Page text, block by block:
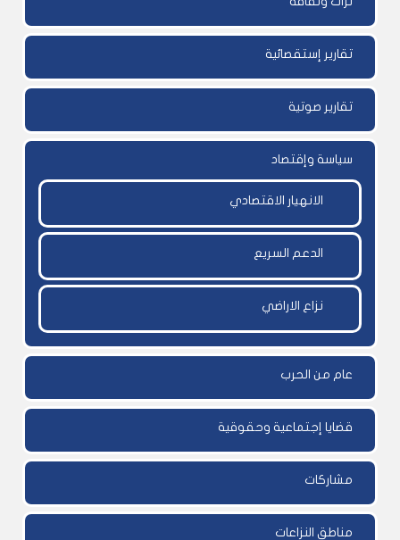
تقارير إستقصائية
تقارير صوتية
سياسة وإقتصاد
الانهيار الاقتصادي
الدعم السريع
نزاع الاراضي
عام من الحرب
قضايا إجتماعية وحقوقية
مشاركات
مناطق النزاعات